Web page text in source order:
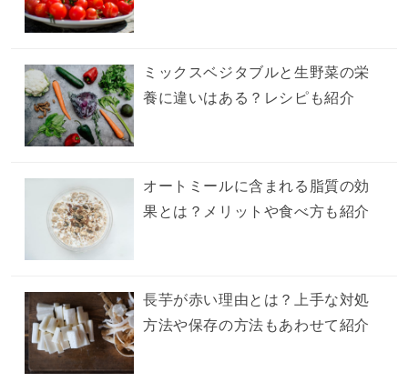
ミックスベジタブルと生野菜の栄
養に違いはある？レシピも紹介
オートミールに含まれる脂質の効
果とは？メリットや食べ方も紹介
長芋が赤い理由とは？上手な対処
方法や保存の方法もあわせて紹介